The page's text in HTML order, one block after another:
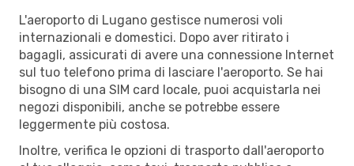
L'aeroporto di Lugano gestisce numerosi voli
internazionali e domestici. Dopo aver ritirato i
bagagli, assicurati di avere una connessione Internet
sul tuo telefono prima di lasciare l'aeroporto. Se hai
bisogno di una SIM card locale, puoi acquistarla nei
negozi disponibili, anche se potrebbe essere
leggermente più costosa.
Inoltre, verifica le opzioni di trasporto dall'aeroporto